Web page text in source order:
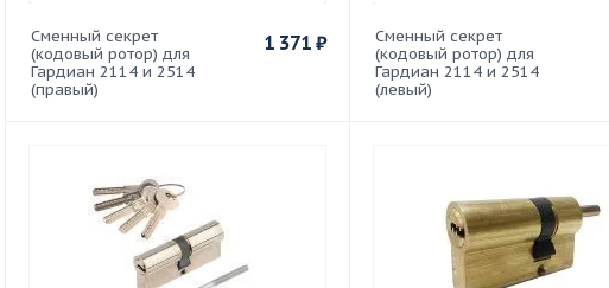
Сменный секрет
(кодовый ротор) для
Гардиан 2114 и 2514
(правый)
1 371₽
Сменный секрет
(кодовый ротор) для
Гардиан 2114 и 2514
(левый)